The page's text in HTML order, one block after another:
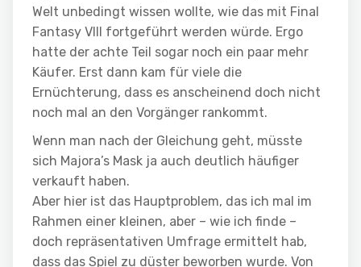
Welt unbedingt wissen wollte, wie das mit Final
Fantasy VIII fortgeführt werden würde. Ergo
hatte der achte Teil sogar noch ein paar mehr
Käufer. Erst dann kam für viele die
Ernüchterung, dass es anscheinend doch nicht
noch mal an den Vorgänger rankommt.
Wenn man nach der Gleichung geht, müsste
sich Majora’s Mask ja auch deutlich häufiger
verkauft haben.
Aber hier ist das Hauptproblem, das ich mal im
Rahmen einer kleinen, aber – wie ich finde –
doch repräsentativen Umfrage ermittelt hab,
dass das Spiel zu düster beworben wurde. Von